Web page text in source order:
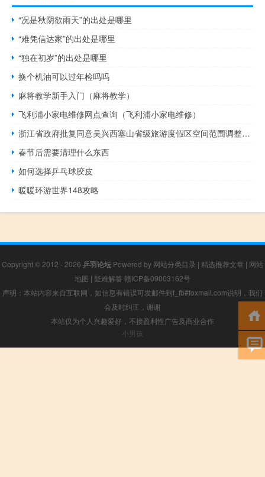
“况是秋阴欲雨天”的出处是哪里
“难凭信达家”的出处是哪里
“独在初岁”的出处是哪里
换个机油可以过年检吗吗
麻将教学新手入门（麻将教学）
飞利浦小家电维修网点查询（飞利浦小家电维修）
浙江省政府批复同意吴兴西塞山省级旅游度假区空间范围调整和总体规划
春节后需要清理什么东西
如何选择乒乓球胶皮
暖暖环游世界148攻略
Copyright © 2012 - 2026 乒羽论坛 Powered by 网站分类目录 | 精选推荐文章 | 网站
地图 | 疑难解答 赣ICP备09003162号
声明：本站内容来自互联网，如信息有错误可发邮件到f_fb#foxmail.com说明，我们
会及时纠正，谢谢
本站仅为个人兴趣爱好，不接盈利性广告及商业合作
小男孩